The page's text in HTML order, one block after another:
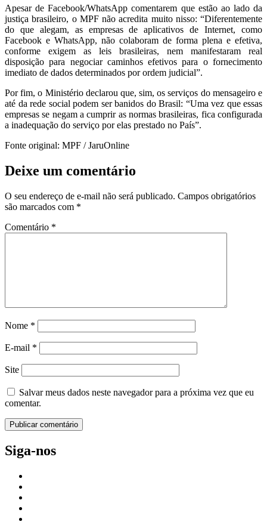
Apesar de Facebook/WhatsApp comentarem que estão ao lado da
justiça brasileiro, o MPF não acredita muito nisso: “Diferentemente
do que alegam, as empresas de aplicativos de Internet, como
Facebook e WhatsApp, não colaboram de forma plena e efetiva,
conforme exigem as leis brasileiras, nem manifestaram real
disposição para negociar caminhos efetivos para o fornecimento
imediato de dados determinados por ordem judicial”.
Por fim, o Ministério declarou que, sim, os serviços do mensageiro e
até da rede social podem ser banidos do Brasil: “Uma vez que essas
empresas se negam a cumprir as normas brasileiras, fica configurada
a inadequação do serviço por elas prestado no País”.
Fonte original: MPF / JaruOnline
Deixe um comentário
O seu endereço de e-mail não será publicado. Campos obrigatórios
são marcados com *
Comentário *
Nome *
E-mail *
Site
Salvar meus dados neste navegador para a próxima vez que eu
comentar.
Siga-nos